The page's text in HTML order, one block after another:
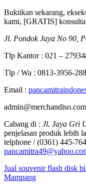
Buktikan sekarang,
kami, [GRATIS]
Jl. Pondok Jaya No 90,
Tlp Kantor : 021 –
Tlp / Wa : 0813-3956-
Email :
admin@merchandiso.com
Cabang di : Jl. Jaya Gri
penjelasan produk lebih
telphone / (0361) 445-
Jual souvenir flash disk
Mampang